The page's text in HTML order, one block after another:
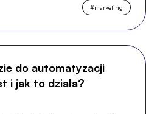
#marketing
do automatyzacji
i jak to działa?